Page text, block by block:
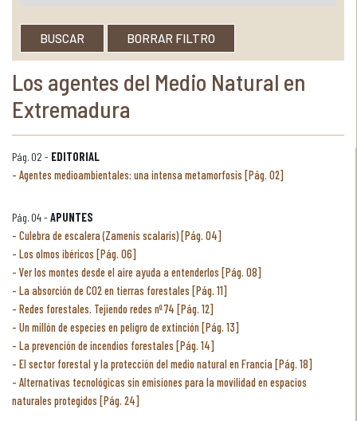
BUSCAR BORRAR FILTRO
Los agentes del Medio Natural en
Extremadura
Pág. 02 - EDITORIAL
Agentes medioambientales: una intensa metamorfosis [Pág. 02]
Pág. 04 - APUNTES
Culebra de escalera (Zamenis scalaris) [Pág. 04]
Los olmos ibéricos [Pág. 06]
Ver los montes desde el aire ayuda a entenderlos [Pág. 08]
La absorción de CO2 en tierras forestales [Pág. 11]
Redes forestales. Tejiendo redes nº 74 [Pág. 12]
Un millón de especies en peligro de extinción [Pág. 13]
La prevención de incendios forestales [Pág. 14]
El sector forestal y la protección del medio natural en Francia [Pág. 18]
Alternativas tecnológicas sin emisiones para la movilidad en espacios
naturales protegidos [Pág. 24]